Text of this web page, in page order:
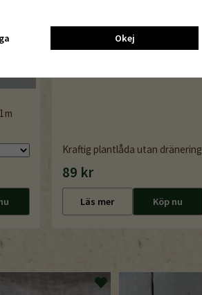
Kraftig plantlåda utan dränering
89 kr
Läs mer Köp nu
Okej